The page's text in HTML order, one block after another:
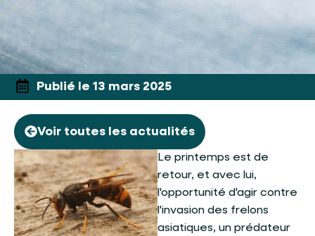
Publié le 13 mars 2025
Voir toutes les actualités
Le printemps est de
retour, et avec lui,
l'opportunité d'agir contre
l'invasion des frelons
asiatiques, un prédateur